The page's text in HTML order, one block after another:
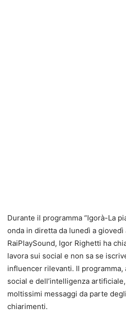
Durante il programma “Igorà-La
onda in diretta da lunedì a giovedì
RaiPlaySound, Igor Righetti ha
lavora sui social e non sa se
influencer rilevanti. Il
social e dell’intelligenza
moltissimi messaggi da parte
chiarimenti.